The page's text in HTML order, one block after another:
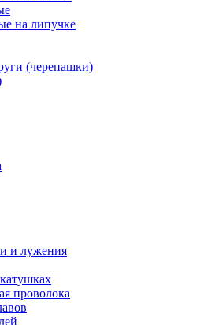
на липучке
(черепашки)
и лужения
проволока